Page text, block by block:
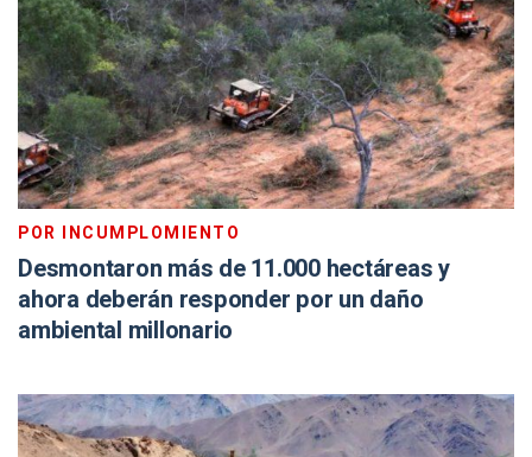
POR INCUMPLOMIENTO
Desmontaron más de 11.000 hectáreas y
ahora deberán responder por un daño
ambiental millonario